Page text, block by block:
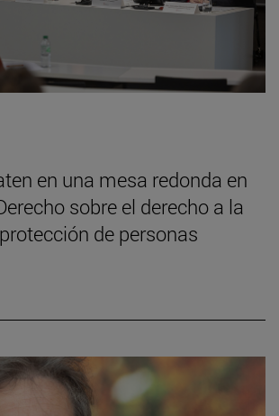
en una mesa redonda en
sobre el derecho a la
de personas